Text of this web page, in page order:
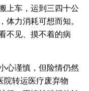
上车，运到三四十公
力消耗可想而知。
不见、摸不着的病
谨慎，但险情仍然
院转运医疗废弃物